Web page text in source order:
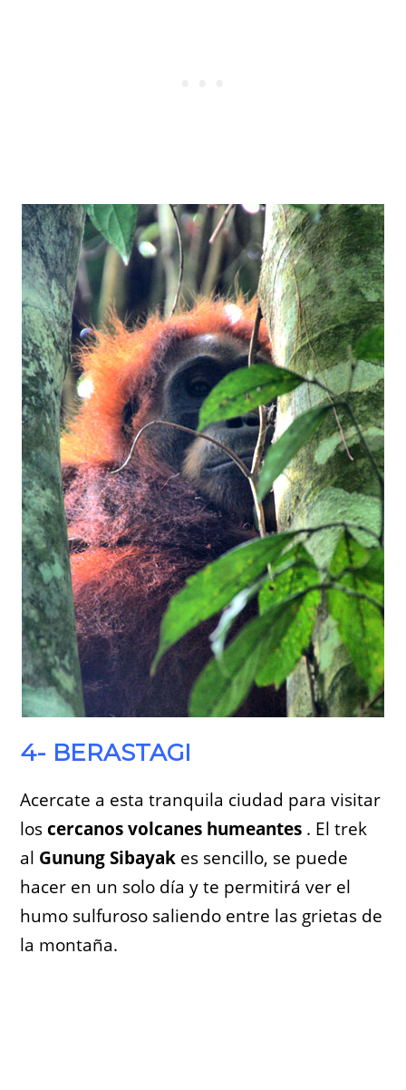
4- BERASTAGI
Acercate a esta tranquila ciudad para visitar
loscercanos volcanes humeantes . El trek
al Gunung Sibayak es sencillo, se puede
hacer en un solo día y te permitirá ver el
humo sulfuroso saliendo entre las grietas de
la montaña.